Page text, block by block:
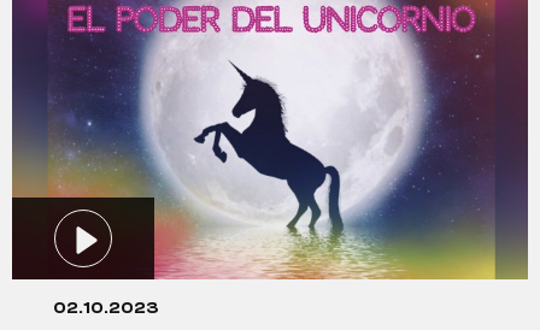
02.10.2023